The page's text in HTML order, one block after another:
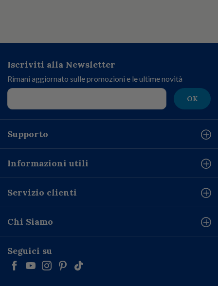
Iscriviti alla Newsletter
Rimani aggiornato sulle promozioni e le ultime novità
OK
Supporto
Informazioni utili
Servizio clienti
Chi Siamo
Seguici su